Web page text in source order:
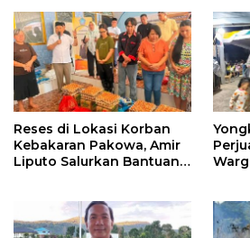
Reses di Lokasi Korban
Kebakaran Pakowa, Amir
Liputo Salurkan Bantuan